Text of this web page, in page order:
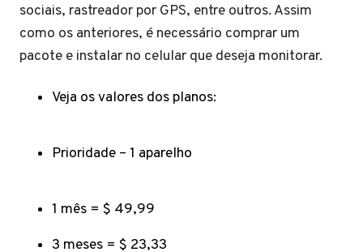
sociais, rastreador por GPS, entre outros. Assim
como os anteriores, é necessário comprar um
pacote e instalar no celular que deseja monitorar.
Veja os valores dos planos:
Prioridade – 1 aparelho
1 mês = $ 49,99
3 meses = $ 23,33